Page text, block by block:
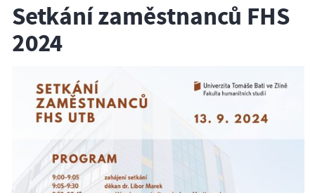
Setkání zaměstnanců FHS
2024